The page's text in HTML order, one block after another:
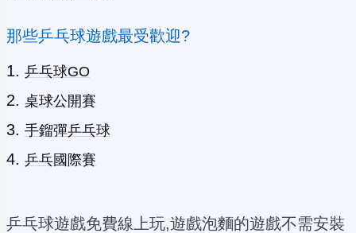
那些乒乓球遊戲最受歡迎?
乒乓球GO
桌球公開賽
手鎦彈乒乓球
乒乓國際賽
乒乓球遊戲免費線上玩,遊戲泡麵的遊戲不需安裝